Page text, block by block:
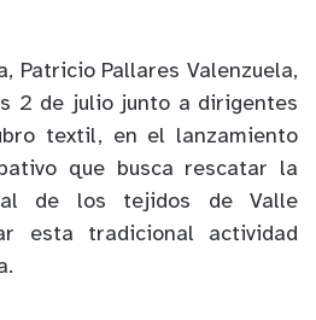
Patricio Pallares Valenzuela,
2 de julio junto a dirigentes
textil, en el lanzamiento
que busca rescatar la
de los tejidos de Valle
esta tradicional actividad